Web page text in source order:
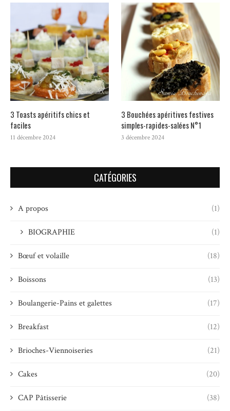
3 Toasts apéritifs chics et
faciles
11 décembre 2024
3 Bouchées apéritives festives
simples-rapides-salées N°1
3 décembre 2024
CATÉGORIES
A propos (1)
BIOGRAPHIE (1)
Bœuf et volaille (18)
Boissons (13)
Boulangerie-Pains et galettes (17)
Breakfast (12)
Brioches-Viennoiseries (21)
Cakes (20)
CAP Pâtisserie (38)